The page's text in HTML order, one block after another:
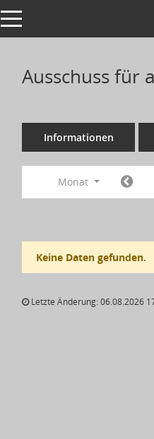
Toggle navigation
Ausschuss für
Informationen
Monat
Keine Daten gefunden.
Letzte Änderung: 06.08.2026